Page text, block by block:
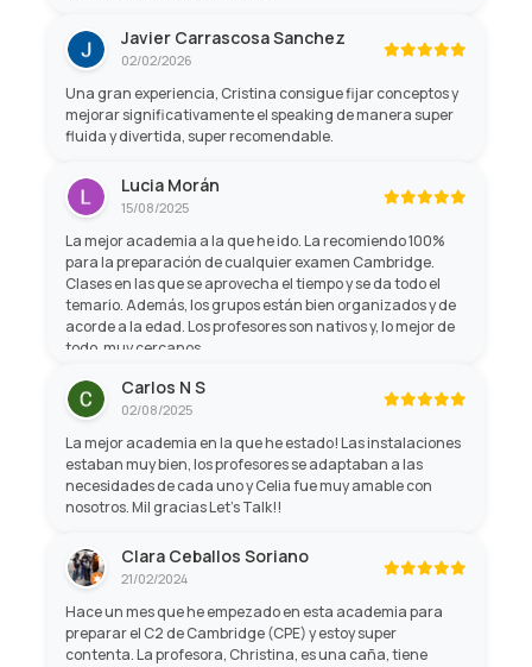
Javier Carrascosa Sanchez
02/02/2026
Una gran experiencia, Cristina consigue fijar conceptos y
mejorar significativamente el speaking de manera super
fluida y divertida, super recomendable.
Lucia Morán
15/08/2025
La mejor academia a la que he ido. La recomiendo 100%
para la preparación de cualquier examen Cambridge.
Clases en las que se aprovecha el tiempo y se da todo el
temario. Además, los grupos están bien organizados y de
acorde a la edad. Los profesores son nativos y, lo mejor de
todo, muy cercanos.
Carlos N S
02/08/2025
La mejor academia en la que he estado! Las instalaciones
estaban muy bien, los profesores se adaptaban a las
necesidades de cada uno y Celia fue muy amable con
nosotros. Mil gracias Let's Talk!!
Clara Ceballos Soriano
21/02/2024
Hace un mes que he empezado en esta academia para
preparar el C2 de Cambridge (CPE) y estoy super
contenta. La profesora, Christina, es una caña, tiene